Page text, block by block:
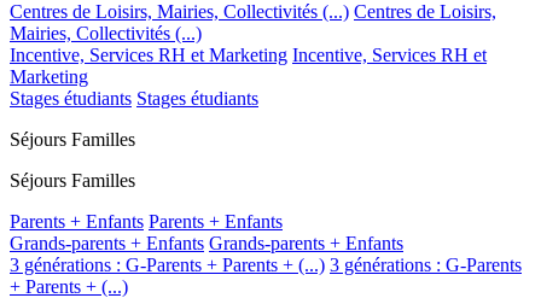
Centres de Loisirs, Mairies, Collectivités (...) Centres de Loisirs,
Mairies, Collectivités (...)
Incentive, Services RH et Marketing Incentive, Services RH et
Marketing
Stages étudiants Stages étudiants
Séjours Familles
Séjours Familles
Parents + Enfants Parents + Enfants
Grands-parents + Enfants Grands-parents + Enfants
3 générations : G-Parents + Parents + (...) 3 générations : G-Parents
+ Parents + (...)